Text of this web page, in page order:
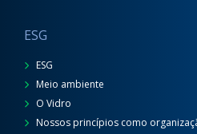
ESG
ESG
Meio ambiente
O Vidro
Nossos princípios como